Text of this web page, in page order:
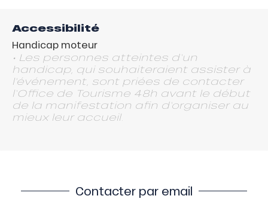
Accessibilité
Handicap moteur
• Les personnes atteintes d'un
handicap, qui souhaiteraient assister à
l’événement, sont priées de contacter
l'Office de Tourisme 48h avant le début
de la manifestation afin d'organiser au
mieux leur accueil.
Contacter par email